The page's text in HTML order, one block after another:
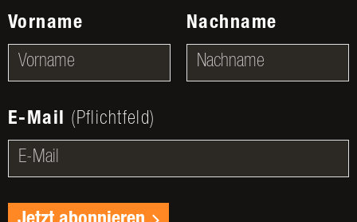
Vorname Nachname
E-Mail (Pflichtfeld)